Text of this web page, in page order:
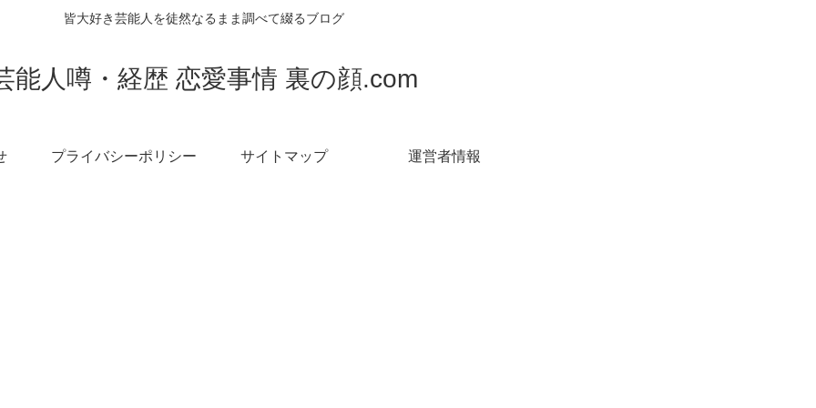
皆大好き芸能人を徒然なるまま調べて綴るブログ
能人噂・経歴 恋愛事情 裏の顔.com
プライバシーポリシー サイトマップ 運営者情報